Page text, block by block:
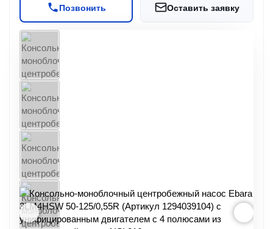
Позвонить Оставить заявку